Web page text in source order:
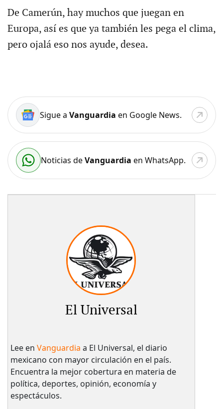
De Camerún, hay muchos que juegan en
Europa, así es que ya también les pega el clima,
pero ojalá eso nos ayude, desea.
Sigue a Vanguardia en Google News.
Noticias deVanguardia en WhatsApp.
El Universal
Lee en Vanguardia a El Universal, el diario
mexicano con mayor circulación en el país.​
Encuentra la mejor cobertura en materia de
política, deportes, opinión, economía y
espectáculos.